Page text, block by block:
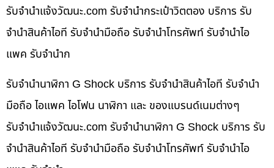
รับจํานําแจ้งวัฒนะ.com รับจำนำกระเป๋าวิตตอง บริการ รับ
จำนำสินค้าไอที รับจำนำมือถือ รับจำนำโทรศัพท์ รับจำนำไอ
แพค รับจำนำก
รับจำนำนาฬิกา G Shock บริการ รับจำนำสินค้าไอที รับจำนำ
มือถือ ไอแพค ไอโฟน นาฬิกา และ ของแบรนด์เนมต่างๆ
รับจํานําแจ้งวัฒนะ.com รับจำนำนาฬิกา G Shock บริการ รับ
จำนำสินค้าไอที รับจำนำมือถือ รับจำนำโทรศัพท์ รับจำนำไอ